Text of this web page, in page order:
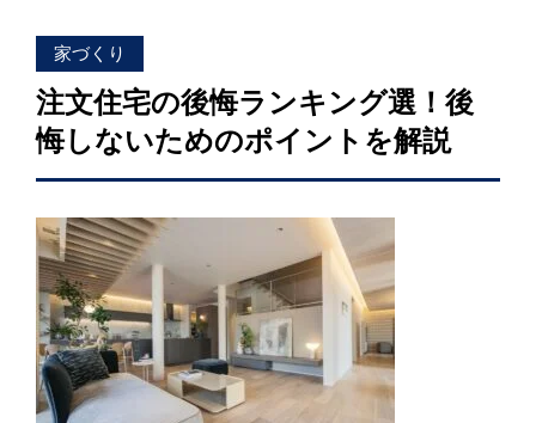
ZEH
なぜ、ZEHをしなければならないのか？その理由
と当社のZEH住宅普及への取り組み
家づくり
注文住宅の後悔ランキング選！後
悔しないためのポイントを解説